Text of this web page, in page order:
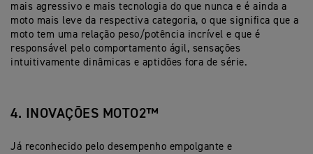
mais agressivo e mais tecnologia do que nunca e é ainda a
moto mais leve da respectiva categoria, o que significa que a
moto tem uma relação peso/potência incrível e que é
responsável pelo comportamento ágil, sensações
intuitivamente dinâmicas e aptidões fora de série.
4. INOVAÇÕES MOTO2™
Já reconhecido pelo desempenho empolgante e